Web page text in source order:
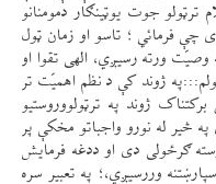
جوت یوټینګار دمومنانو
چې فرمائي ؛ تاسو او زمان ټول
ورته رسیږي، الهی تقوا او
ژوند کې د نظم اهمیّت تر
ژوند په ترټولووروستیو
څير له نورو واجباتو مخکې پر
ګرځولی دی او ددغه فرمایش
وررسیږي،؛ په تعبیر سره